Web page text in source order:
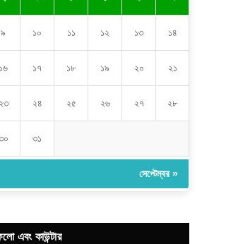
৯ ১০ ১১ ১২ ১৩ ১৪
১৬ ১৭ ১৮ ১৯ ২০ ২১
২৪ ২৫ ২৬ ২৭ ২৮
৩১
সেপ্টেম্বর »
এবং কাউন্টার